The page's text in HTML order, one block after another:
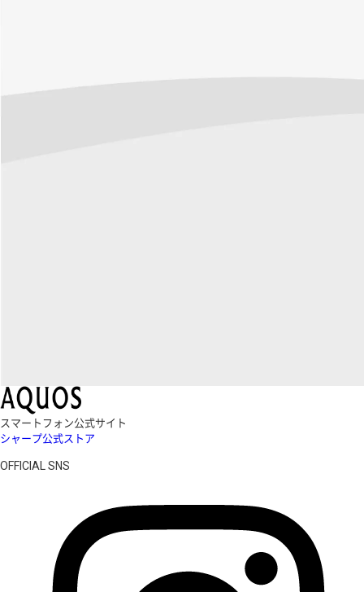
スマートフォン公式サイト
シャープ公式ストア
OFFICIAL SNS